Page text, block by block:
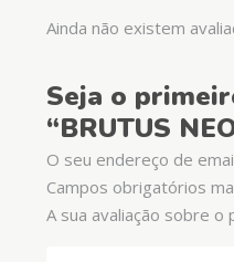
Ainda não existem
Seja o
“BRUTUS
O seu endereço de
Campos obrigatórios
A sua avaliação sobre o